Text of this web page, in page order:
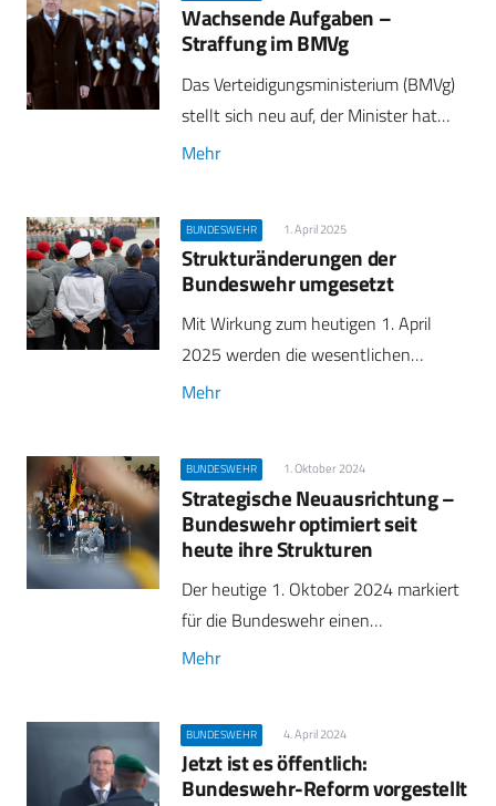
Wachsende Aufgaben –
Straffung im BMVg
Das Verteidigungsministerium (BMVg)
stellt sich neu auf, der Minister hat…
Mehr
BUNDESWEHR 1. April 2025
Strukturänderungen der
Bundeswehr umgesetzt
Mit Wirkung zum heutigen 1. April
2025 werden die wesentlichen…
Mehr
BUNDESWEHR 1. Oktober 2024
Strategische Neuausrichtung –
Bundeswehr optimiert seit
heute ihre Strukturen
Der heutige 1. Oktober 2024 markiert
für die Bundeswehr einen…
Mehr
BUNDESWEHR 4. April 2024
Jetzt ist es öffentlich:
Bundeswehr-Reform vorgestellt